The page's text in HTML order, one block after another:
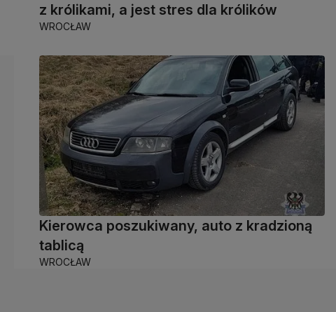
z królikami, a jest stres dla królików
WROCŁAW
Kierowca poszukiwany, auto z kradzioną
tablicą
WROCŁAW